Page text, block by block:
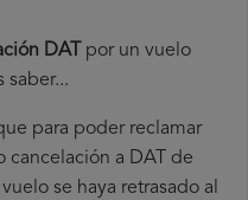
DAT por un vuelo
saber...
para poder reclamar
cancelación a DAT de
se haya retrasado al